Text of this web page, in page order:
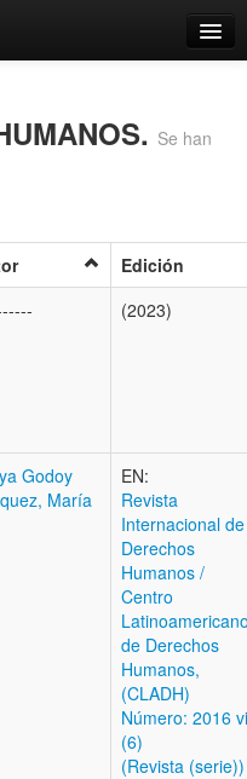
Se han
Edición
(2023)
Godoy
María
EN:
Revista
Internacional de
Derechos
Humanos /
Centro
de Derechos
Humanos,
(CLADH)
Número: 2016 vi
(6)
(Revista (serie))